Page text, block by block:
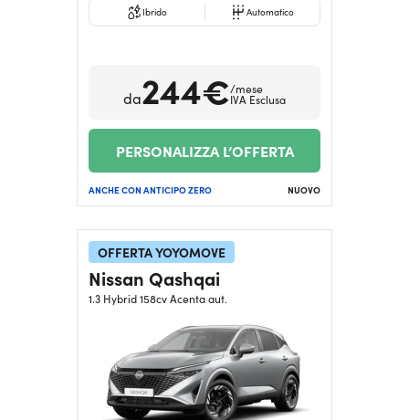
Ibrido Automatico
da244€/mese
IVA Esclusa
PERSONALIZZA L’OFFERTA
ANCHE CON ANTICIPO ZERO NUOVO
OFFERTA YOYOMOVE
Nissan Qashqai
1.3 Hybrid 158cv Acenta aut.